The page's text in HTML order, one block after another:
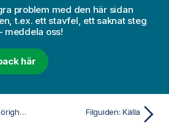
problem med den här sidan
t.ex. ett stavfel, ett saknat steg
meddela oss!
här
Tabellguiden för behörighetstabeller Filguiden: Källa